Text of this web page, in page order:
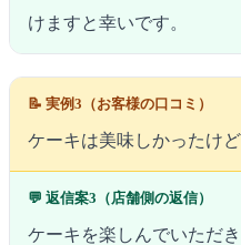
けますと幸いです。
📝 実例3（お客様の口コミ）
ケーキは美味しかったけ
💬 返信案3（店舗側の返信）
ケーキを楽しんでいただ